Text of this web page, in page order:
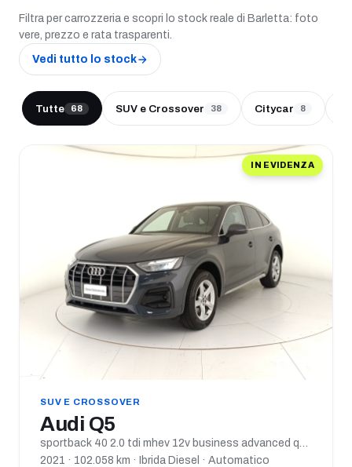
Filtra per carrozzeria e scopri lo stock reale di Barletta: foto
vere, prezzo e rata trasparenti.
Vedi tutto lo stock
Tutte 68 SUV e Crossover 38 Citycar 8
IN EVIDENZA
SUV E CROSSOVER
Audi Q5
2021 · 102.058 km · Ibrida Diesel · Automatico